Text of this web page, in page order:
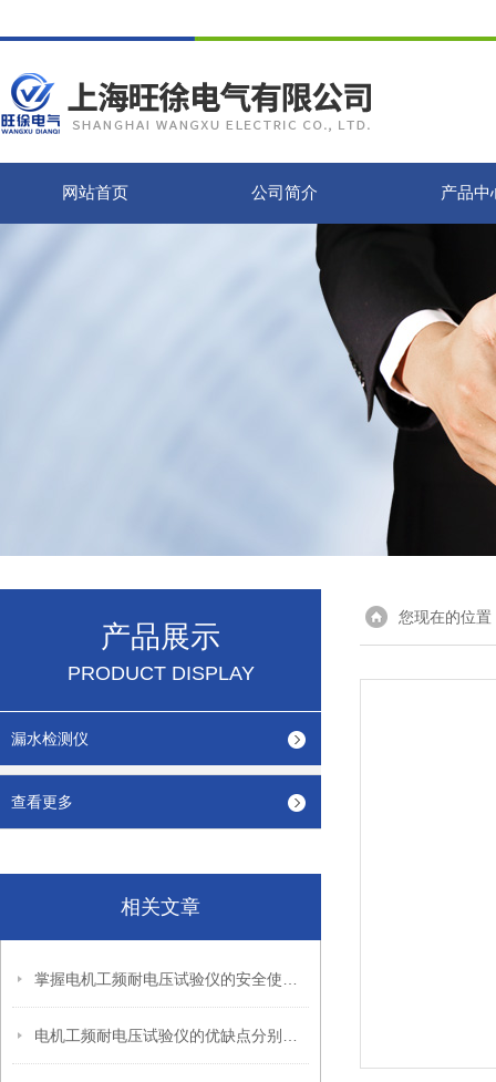
网站首页 公司简介 产品中
产品展示
PRODUCT DISPLAY
漏水检测仪
查看更多
相关文章
您现在的位置